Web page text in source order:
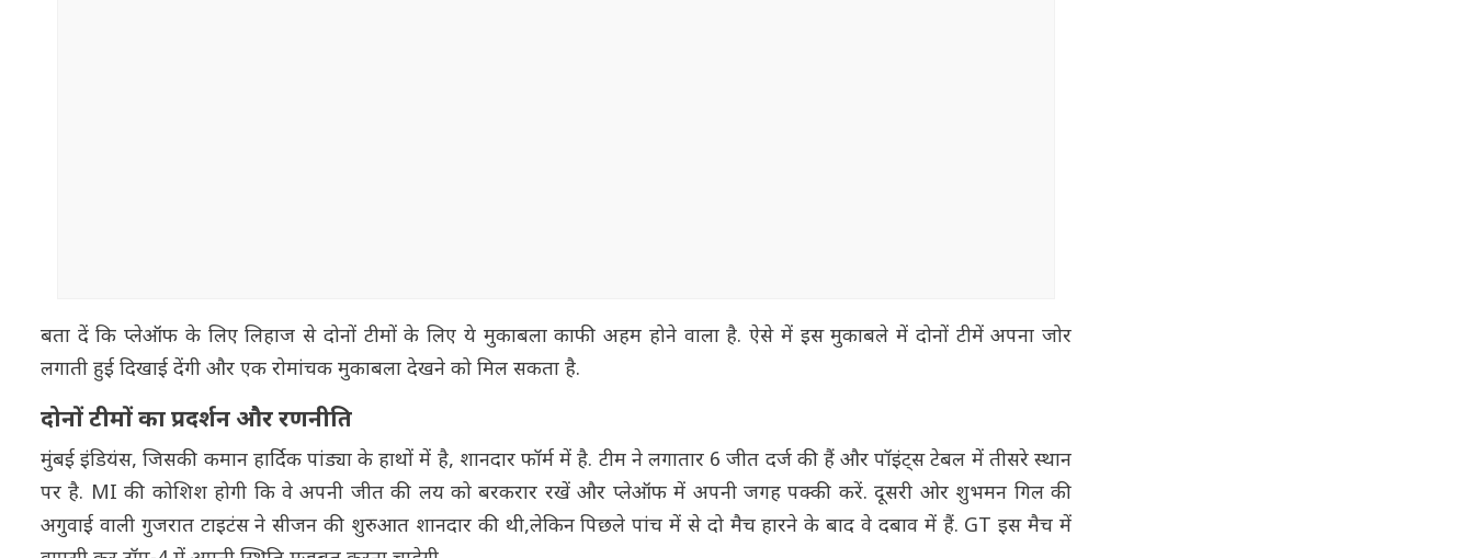
बता दें कि प्लेऑफ के लिए लिहाज से दोनों टीमों के लिए ये मुकाबला काफी अहम होने वाला है. ऐसे में इस मुकाबले में दोनों टीमें अपना जोर
लगाती हुई दिखाई देंगी और एक रोमांचक मुकाबला देखने को मिल सकता है.
दोनों टीमों का प्रदर्शन और रणनीति
मुंबई इंडियंस, जिसकी कमान हार्दिक पांड्या के हाथों में है, शानदार फॉर्म में है. टीम ने लगातार 6 जीत दर्ज की हैं और पॉइंट्स टेबल में तीसरे स्थान
पर है. MI की कोशिश होगी कि वे अपनी जीत की लय को बरकरार रखें और प्लेऑफ में अपनी जगह पक्की करें. दूसरी ओर शुभमन गिल की
अगुवाई वाली गुजरात टाइटंस ने सीजन की शुरुआत शानदार की थी,लेकिन पिछले पांच में से दो मैच हारने के बाद वे दबाव में हैं. GT इस मैच में